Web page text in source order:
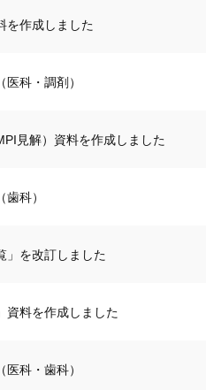
を作成しました
科・調剤）
見解）資料を作成しました
科）
」を改訂しました
資料を作成しました
科・歯科）